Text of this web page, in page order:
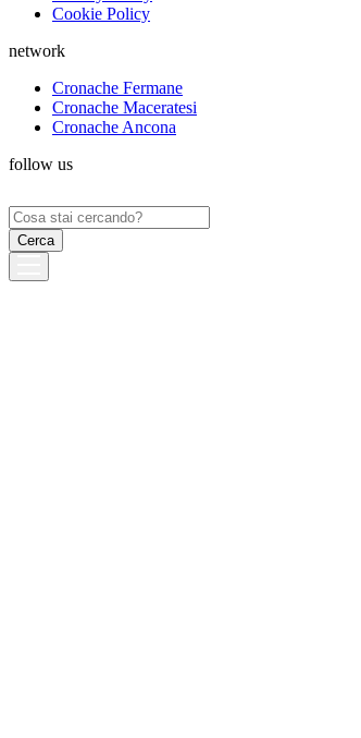
Cookie Policy
network
Cronache Fermane
Cronache Maceratesi
Cronache Ancona
follow us
Ricerca
per: